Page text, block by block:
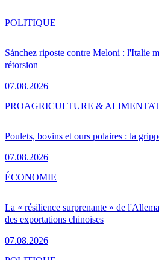
Sánchez riposte contre Meloni : l'Italie
rétorsion
07.08.2026
POLITIQUE
Poulets, bovins et ours polaires : la
07.08.2026
PROAGRICULTURE &
La « résilience surprenante » de
des exportations chinoises
07.08.2026
ÉCONOMIE